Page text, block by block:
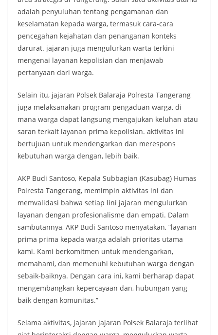
adalah penyuluhan tentang pengamanan dan
keselamatan kepada warga, termasuk cara-cara
pencegahan kejahatan dan penanganan konteks
darurat. jajaran juga mengulurkan warta terkini
mengenai layanan kepolisian dan menjawab
pertanyaan dari warga.
Selain itu, jajaran Polsek Balaraja Polresta Tangerang
juga melaksanakan program pengaduan warga, di
mana warga dapat langsung mengajukan keluhan atau
saran terkait layanan prima kepolisian. aktivitas ini
bertujuan untuk mendengarkan dan merespons
kebutuhan warga dengan, lebih baik.
AKP Budi Santoso, Kepala Subbagian (Kasubag) Humas
Polresta Tangerang, memimpin aktivitas ini dan
memvalidasi bahwa setiap lini jajaran mengulurkan
layanan dengan profesionalisme dan empati. Dalam
sambutannya, AKP Budi Santoso menyatakan, “layanan
prima prima kepada warga adalah prioritas utama
kami. Kami berkomitmen untuk mendengarkan,
memahami, dan memenuhi kebutuhan warga dengan
sebaik-baiknya. Dengan cara ini, kami berharap dapat
mengembangkan kepercayaan dan, hubungan yang
baik dengan komunitas.”
Selama aktivitas, jajaran jajaran Polsek Balaraja terlihat